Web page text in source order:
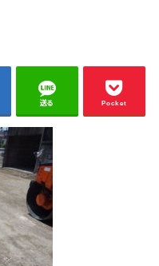
送る Pocket